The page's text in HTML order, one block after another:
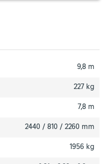
9,8 m
227 kg
7,8 m
2440 / 810 / 2260 mm
1956 kg